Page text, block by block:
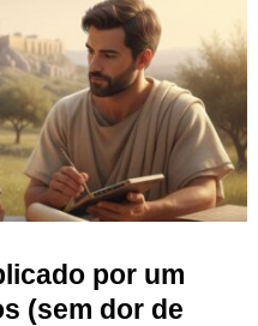
por um
(sem dor de